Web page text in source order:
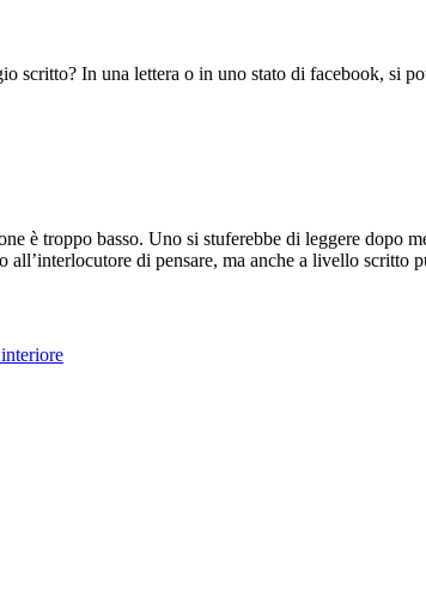
scritto? In una lettera o in uno stato di facebook, si
è troppo basso. Uno si stuferebbe di leggere dopo
di pensare, ma anche a livello scritto